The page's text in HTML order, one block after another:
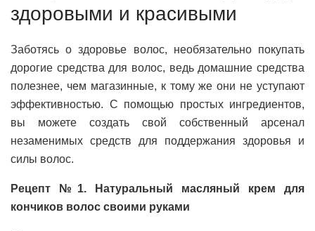
здоровыми и красивыми
Заботясь о здоровье волос, необязательно покупать
дорогие средства для волос, ведь домашние средства
полезнее, чем магазинные, к тому же они не уступают
эффективностью. С помощью простых ингредиентов,
вы можете создать свой собственный арсенал
незаменимых средств для поддержания здоровья и
силы волос.
Рецепт №1. Натуральный масляный крем для
кончиков волос своими руками